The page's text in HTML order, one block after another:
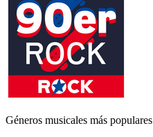
Géneros musicales más populares